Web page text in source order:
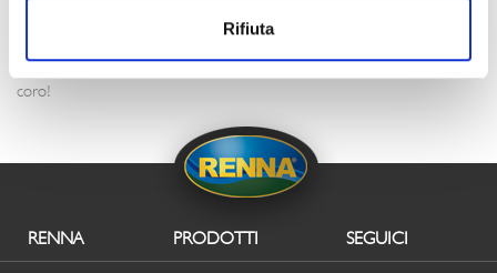
Rifiuta
Perfetti da portare in tavola come antipasti sfiziosi e colorati, ideali per
aperitivi pieni di carattere e insalate di riso con un gusto tutto fuori dal
coro!
RENNA PRODOTTI SEGUICI